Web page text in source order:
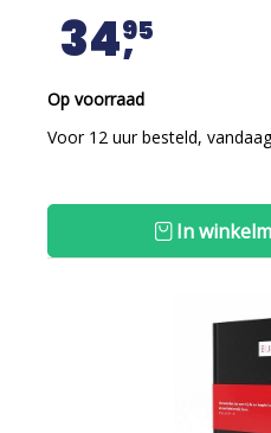
3495
Op voorraad
Voor 12 uur besteld,
In